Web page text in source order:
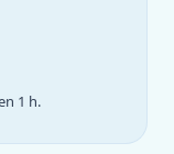
1 h.